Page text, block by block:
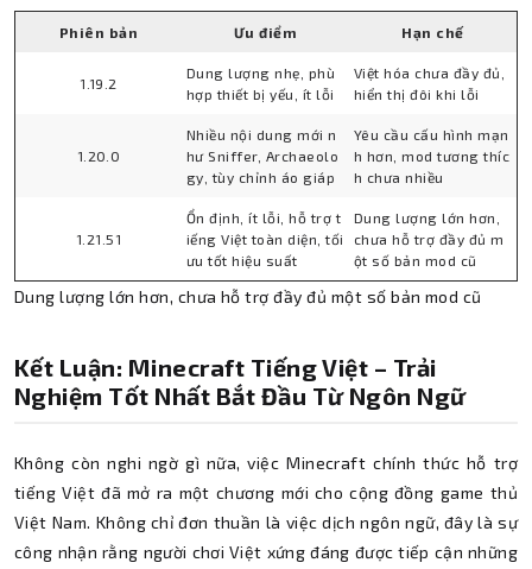
Phiên bản Ưu điểm Hạn chế
1.19.2
Dung lượng nhẹ, phù
hợp thiết bị yếu, ít lỗi
Việt hóa chưa đầy đủ,
hiển thị đôi khi lỗi
1.20.0
Nhiều nội dung mới n
hư Sniffer, Archaeolo
gy, tùy chỉnh áo giáp
Yêu cầu cấu hình mạn
h hơn, mod tương thíc
h chưa nhiều
1.21.51
Ổn định, ít lỗi, hỗ trợ t
iếng Việt toàn diện, tối
ưu tốt hiệu suất
Dung lượng lớn hơn,
chưa hỗ trợ đầy đủ m
ột số bản mod cũ
Dung lượng lớn hơn, chưa hỗ trợ đầy đủ một số bản mod cũ
Kết Luận: Minecraft Tiếng Việt – Trải
Nghiệm Tốt Nhất Bắt Đầu Từ Ngôn Ngữ
Không còn nghi ngờ gì nữa, việc Minecraft chính thức hỗ trợ
tiếng Việt đã mở ra một chương mới cho cộng đồng game thủ
Việt Nam. Không chỉ đơn thuần là việc dịch ngôn ngữ, đây là sự
công nhận rằng người chơi Việt xứng đáng được tiếp cận những